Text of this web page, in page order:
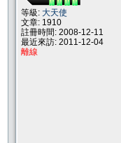
等級: 大天使
文章: 1910
註冊時間: 2008-12-11
最近來訪: 2011-12-04
離線